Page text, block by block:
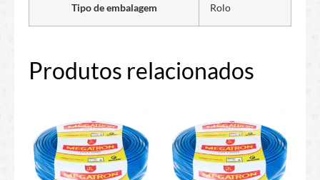
Tipo de embalagem Rolo
Produtos relacionados